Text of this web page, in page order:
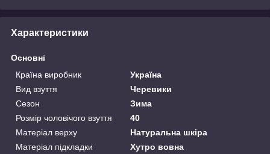
Характеристики
Основні
Країна виробник
Україна
Вид взуття
Черевики
Сезон
Зима
Розмір чоловічого взуття
40
Матеріал верху
Натуральна шкіра
Матеріал підкладки
Хутро вовна